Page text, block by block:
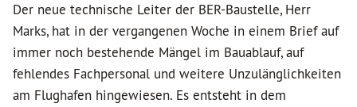
Der neue technische Leiter der BER-Baustelle, Herr
Marks, hat in der vergangenen Woche in einem Brief auf
immer noch bestehende Mängel im Bauablauf, auf
fehlendes Fachpersonal und weitere Unzulänglichkeiten
am Flughafen hingewiesen. Es entsteht in dem